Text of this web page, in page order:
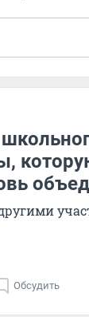
Обсудить